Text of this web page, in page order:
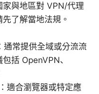
與地區對 VPN/代理
了解當地法規。
常提供全域或分流流
括 OpenVPN、
適合瀏覽器或特定應